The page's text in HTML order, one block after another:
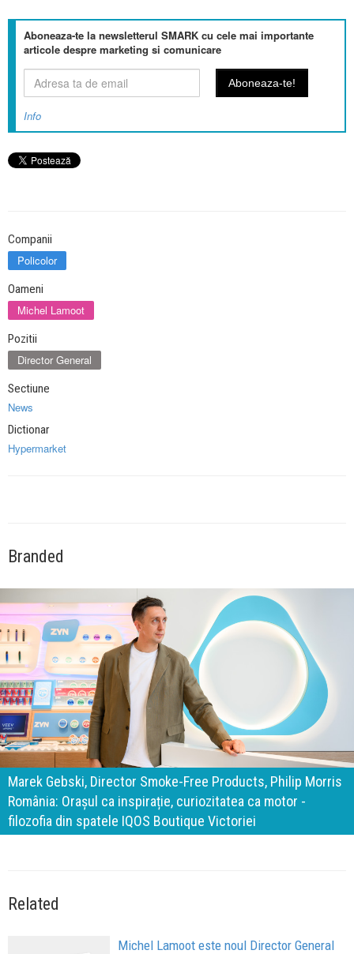
Aboneaza-te la newsletterul SMARK cu cele mai importante
articole despre marketing si comunicare
Info
Companii
Policolor
Oameni
Michel Lamoot
Pozitii
Director General
Sectiune
News
Dictionar
Hypermarket
Branded
140 de ani de Mercedes-Benz. Ramona Pîrlog: Cel mai
important „test al timpului” este să inovăm constant, dar
cu aceeași responsabilitate față de oameni, siguranță și
calitate
Related
Michel Lamoot este noul Director General